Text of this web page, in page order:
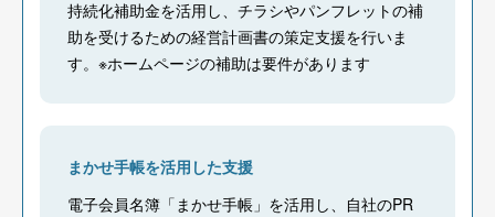
持続化補助金を活用し、チラシやパンフレットの補
助を受けるための経営計画書の策定支援を行いま
す。※ホームページの補助は要件があります
まかせ手帳を活用した支援
電子会員名簿「まかせ手帳」を活用し、自社のPR